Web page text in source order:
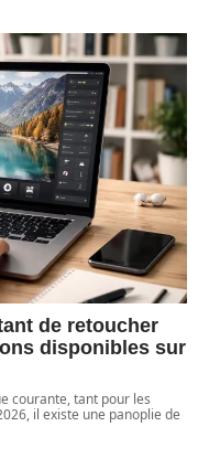
de retoucher
disponibles sur
courante, tant pour les
il existe une panoplie de